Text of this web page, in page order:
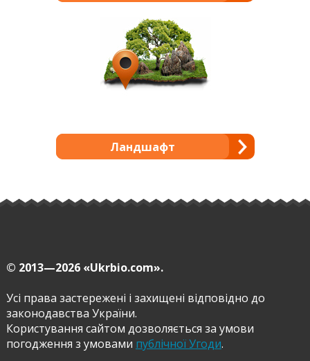
Ландшафт
© 2013—2026 «Ukrbio.com».
Усі права застережені і захищені відповідно до
законодавства України.
Користування сайтом дозволяється за умови
погодження з умовами публічної Угоди.